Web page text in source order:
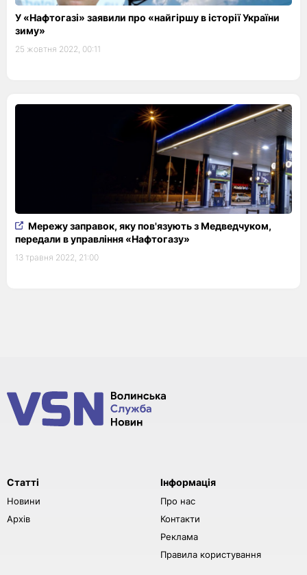
У «Нафтогазі» заявили про «найгіршу в історії України
зиму»
25 жовтня 2022, 00:11
Мережу заправок, яку пов'язують з Медведчуком,
передали в управління «Нафтогазу»
13 травня 2022, 21:00
Статті
Новини
Архів
Інформація
Про нас
Контакти
Реклама
Правила користування